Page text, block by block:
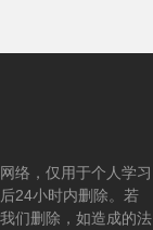
络，仅用于个人学习
24小时内删除。若
们删除，如造成的法